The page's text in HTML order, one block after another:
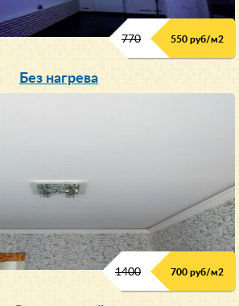
770 550 руб/м2
Без нагрева
1400 700 руб/м2